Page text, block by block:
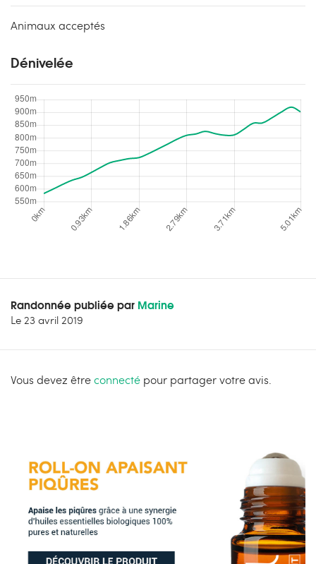
Animaux acceptés
Dénivelée
Randonnée publiée par Marine
Le 23 avril 2019
Vous devez êtreconnecté pour partager votre avis.